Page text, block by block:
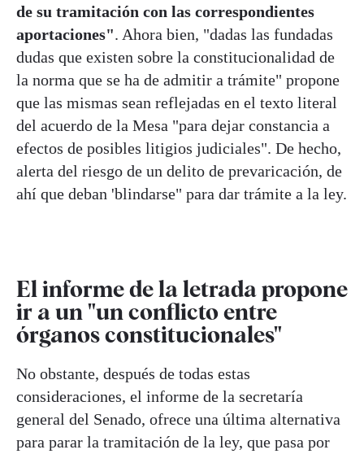
de su tramitación con las correspondientes
aportaciones". Ahora bien, "dadas las fundadas
dudas que existen sobre la constitucionalidad de
la norma que se ha de admitir a trámite" propone
que las mismas sean reflejadas en el texto literal
del acuerdo de la Mesa "para dejar constancia a
efectos de posibles litigios judiciales". De hecho,
alerta del riesgo de un delito de prevaricación, de
ahí que deban 'blindarse" para dar trámite a la ley.
El informe de la letrada propone
ir a un "un conflicto entre
órganos constitucionales"
No obstante, después de todas estas
consideraciones, el informe de la secretaría
general del Senado, ofrece una última alternativa
para parar la tramitación de la ley, que pasa por